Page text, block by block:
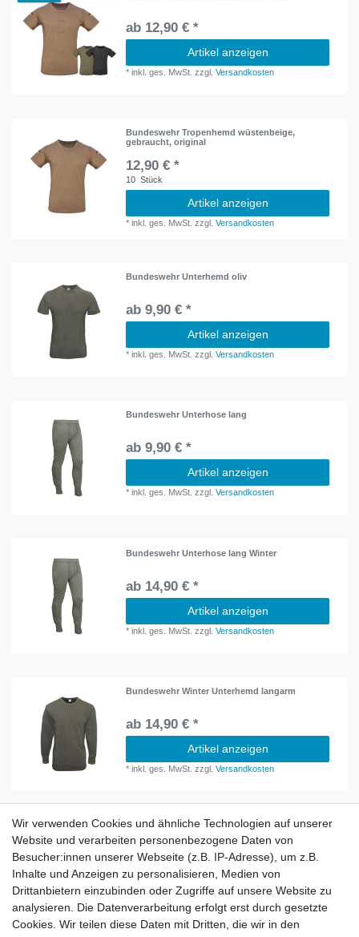
ab 12,90 € *
Artikel anzeigen
*inkl. ges. MwSt. zzgl.Versandkosten
Bundeswehr Tropenhemd wüstenbeige,
gebraucht, original
12,90 € *
10 Stück
Artikel anzeigen
*inkl. ges. MwSt. zzgl.Versandkosten
Bundeswehr Unterhemd oliv
ab 9,90 € *
Artikel anzeigen
*inkl. ges. MwSt. zzgl.Versandkosten
Bundeswehr Unterhose lang
ab 9,90 € *
Artikel anzeigen
*inkl. ges. MwSt. zzgl.Versandkosten
Bundeswehr Unterhose lang Winter
ab 14,90 € *
Artikel anzeigen
*inkl. ges. MwSt. zzgl.Versandkosten
Bundeswehr Winter Unterhemd langarm
ab 14,90 € *
Artikel anzeigen
*inkl. ges. MwSt. zzgl.Versandkosten
Information
Versand mit DHL weltweit
Kostenloser Versand ab 40 €
Lieferung an Paketstation
14 Tage Rückgaberecht
Wichtiges
Wir verwenden Cookies und ähnliche Technologien auf unserer
Website und verarbeiten personenbezogene Daten von
Besucher:innen unserer Webseite (z.B. IP-Adresse), um z.B.
Inhalte und Anzeigen zu personalisieren, Medien von
Drittanbietern einzubinden oder Zugriffe auf unsere Website zu
analysieren. Die Datenverarbeitung erfolgt erst durch gesetzte
Cookies. Wir teilen diese Daten mit Dritten, die wir in den